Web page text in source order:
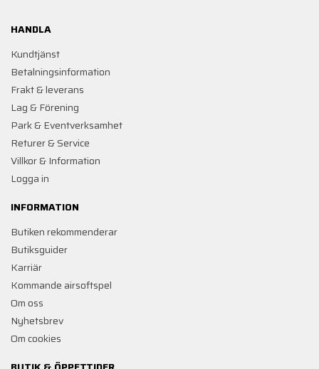
HANDLA
Kundtjänst
Betalningsinformation
Frakt & leverans
Lag & Förening
Park & Eventverksamhet
Returer & Service
Villkor & Information
Logga in
INFORMATION
Butiken rekommenderar
Butiksguider
Karriär
Kommande airsoftspel
Om oss
Nyhetsbrev
Om cookies